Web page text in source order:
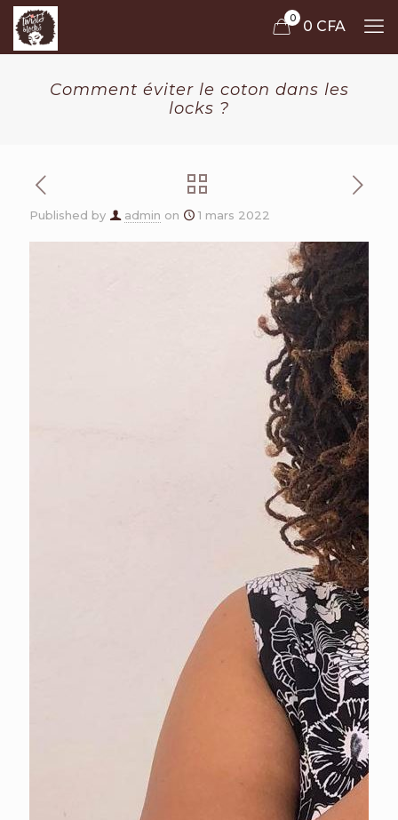
0 0 CFA
Comment éviter le coton dans les
locks ?
Published by admin on 1 mars 2022